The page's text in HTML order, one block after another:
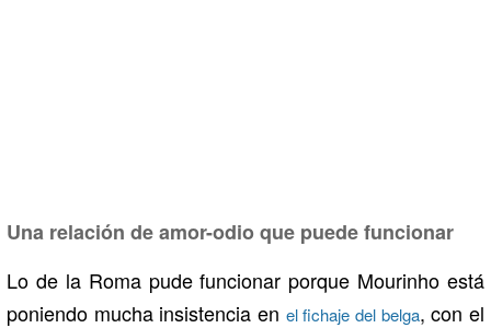
Una relación de amor-odio que puede funcionar
Lo de la Roma pude funcionar porque Mourinho está
poniendo mucha insistencia en el fichaje del belga, con el